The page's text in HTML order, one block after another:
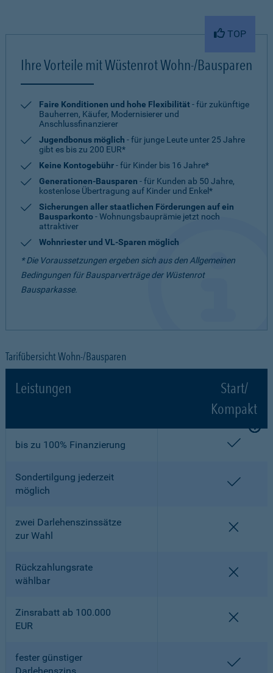
TOP
Ihre Vorteile mit Wüstenrot Wohn-/Bausparen
Faire Konditionen und hohe Flexibilität- für zukünftige
Bauherren, Käufer, Modernisierer und
Anschlussfinanzierer
Jugendbonus möglich - für junge Leute unter 25 Jahre
gibt es bis zu 200 EUR*
Keine Kontogebühr- für Kinder bis 16 Jahre*
Generationen-Bausparen - für Kunden ab 50 Jahre,
kostenlose Übertragung auf Kinder und Enkel*
Sicherungen aller staatlichen Förderungen auf ein
Bausparkonto- Wohnungsbauprämie jetzt noch
attraktiver
Wohnriester und VL-Sparen möglich
* Die Voraussetzungen ergeben sich aus den Allgemeinen
Bedingungen für Bausparverträge der Wüstenrot
Bausparkasse.
Tarifübersicht Wohn-/Bausparen
Leistungen
Start/
Kompakt
bis zu 100% Finanzierung
Sondertilgung jederzeit
möglich
zwei Darlehenszinssätze
zur Wahl
Rückzahlungsrate
wählbar
Zinsrabatt ab 100.000
EUR
fester günstiger